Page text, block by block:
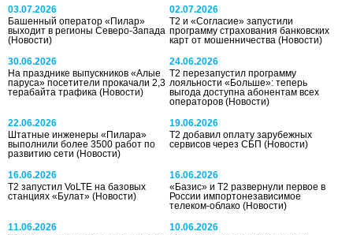
03.07.2026
Башенный оператор «Пилар»
выходит в регионы Северо-Запада
(Новости)
02.07.2026
Т2 и «Согласие» запустили
программу страхования банковских
карт от мошенничества(Новости)
30.06.2026
На празднике выпускников «Алые
паруса» посетители прокачали 2,3
терабайта трафика (Новости)
24.06.2026
Т2 перезапустил программу
лояльности «Больше»: теперь
выгода доступна абонентам всех
операторов(Новости)
22.06.2026
Штатные инженеры «Пилара»
выполнили более 3500 работ по
развитию сети (Новости)
19.06.2026
T2 добавил оплату зарубежных
сервисов через СБП(Новости)
16.06.2026
Т2 запустил VoLTE на базовых
станциях «Булат» (Новости)
16.06.2026
«Базис» и Т2 развернули первое в
России импортонезависимое
телеком-облако(Новости)
11.06.2026
10.06.2026